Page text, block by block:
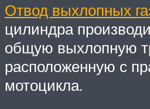
Отвод выхлопных
цилиндра
общую выхлопную
расположенную с
мотоцикла.